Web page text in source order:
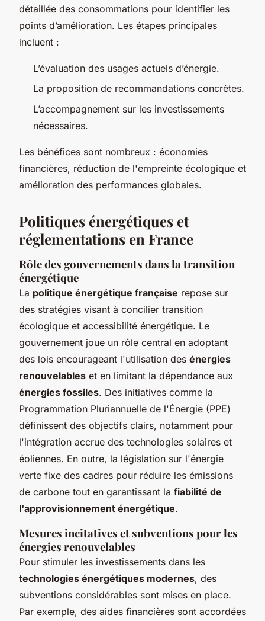
détaillée des consommations pour identifier les
points d’amélioration. Les étapes principales
incluent :
L’évaluation des usages actuels d’énergie.
La proposition de recommandations concrètes.
L’accompagnement sur les investissements
nécessaires.
Les bénéfices sont nombreux : économies
financières, réduction de l'empreinte écologique et
amélioration des performances globales.
Politiques énergétiques et
réglementations en France
Rôle des gouvernements dans la transition
énergétique
La politique énergétique française repose sur
des stratégies visant à concilier transition
écologique et accessibilité énergétique. Le
gouvernement joue un rôle central en adoptant
des lois encourageant l'utilisation des énergies
renouvelables et en limitant la dépendance aux
énergies fossiles. Des initiatives comme la
Programmation Pluriannuelle de l'Énergie (PPE)
définissent des objectifs clairs, notamment pour
l'intégration accrue des technologies solaires et
éoliennes. En outre, la législation sur l'énergie
verte fixe des cadres pour réduire les émissions
de carbone tout en garantissant la fiabilité de
l'approvisionnement énergétique.
Mesures incitatives et subventions pour les
énergies renouvelables
Pour stimuler les investissements dans les
technologies énergétiques modernes, des
subventions considérables sont mises en place.
Par exemple, des aides financières sont accordées